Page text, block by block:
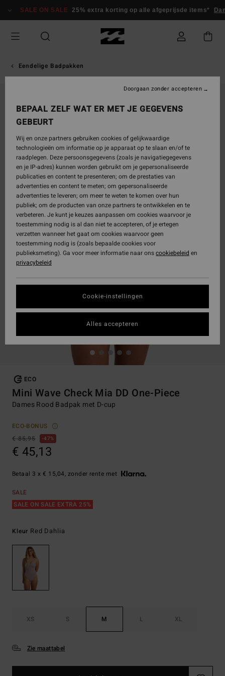
naar
SALE ON SALE 25% extra korting op alle afgeprijsde items*
Eendelige Badpakken
ECO
Mini Wave Check Mia DD One-Piece
Dames Rood Badpak met D-cup
ECO-BONUS
€ 85,95
47%
€ 45,13
Betaal 3 x € 15,04, zonder rente met
SALE
SALE ON SALE EXTRA 25%
Kleur Red Dahlia
XS S M L XL
Zie maattabel
BEPAAL ZELF WAT ER MET JE GEGEVENS
GEBEURT
Wij en onze partners gebruiken cookies of gelijkwaardige
technologieën om informatie op je apparaat op te slaan en/of te
raadplegen. Deze persoonsgegevens (zoals je navigatiegegevens
en je IP-adres) kunnen worden gebruikt om je gepersonaliseerde
publicaties en content te presenteren; om de prestaties van
advertenties en content te meten; om gepersonaliseerde
advertenties te leveren; om meer te weten te komen over hun
publiek; om de producten van onze partners te ontwikkelen en te
verbeteren. Je kunt je keuzes aanpassen om cookies waarvoor je
toestemming nodig is al dan niet te accepteren, of je ertegen
verzetten wanneer het gaat om cookies waarvoor geen
toestemming nodig is (zoals bepaalde cookies voor
publieksmeting). Ga voor meer informatie naar onscookiebeleid en
privacybeleid
Cookie-instellingen
Doorgaan zonder accepteren
Alles accepteren